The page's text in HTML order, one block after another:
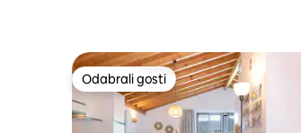
Odabrali gosti
Odabrali gosti